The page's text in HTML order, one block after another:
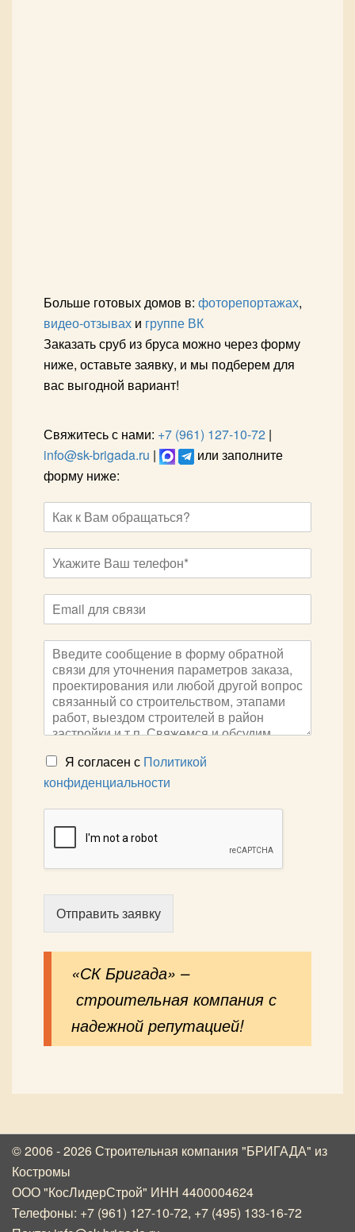
Больше готовых домов в: фоторепортажах,
видео-отзывах и группе ВК
Заказать сруб из бруса можно через форму
ниже, оставьте заявку, и мы подберем для
вас выгодной вариант!
Свяжитесь с нами: +7 (961) 127-10-72 |
info@sk-brigada.ru |
или заполните
форму ниже:
Я согласен с Политикой
конфиденциальности
Отправить заявку
«СК Бригада» –
строительная компания с
надежной репутацией!
© 2006 - 2026 Строительная компания "БРИГАДА" из
Костромы
ООО "КосЛидерСтрой" ИНН 4400004624
Телефоны: +7 (961) 127-10-72, +7 (495) 133-16-72